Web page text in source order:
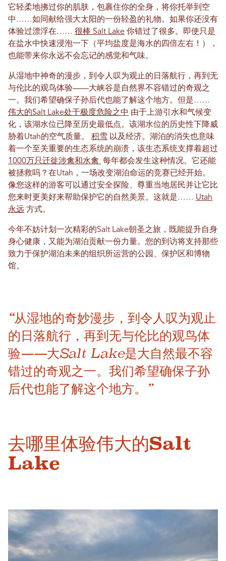
它轻柔地拂过你的肌肤，包裹住你的全身，将你托举到空
中……如同献给强大太阳的一份轻盈的礼物。如果你还没有
体验过漂浮在…… 很棒 Salt Lake 你错过了很多。即使只是
在盐水中快速浸泡一下（平均盐度是海水的四倍左右！），
也能带来你永远不会忘记的感觉和气味。
从湿地中神奇的漫步，到令人叹为观止的日落航行，再到无
与伦比的观鸟体验——大峡谷是自然界不容错过的奇观之
一。我们希望确保子孙后代也能了解这个地方。但是……
伟大的Salt Lake处于极度危险之中 由于上游引水和气候变
化，该湖水位已降至历史最低点。该湖水位的历史性下降威
胁着Utah的空气质量。 积雪 以及经济。湖泊的消失也意味
着一个至关重要的生态系统的崩溃，该生态系统支撑着超过
1000万只迁徙涉禽和水禽 每年都会发生这种情况。它还能
被拯救吗？在Utah，一场改变湖泊命运的竞赛已经开始。
像您这样的游客可以通过安全探险、尊重当地居民并让它比
您来时更美好来帮助保护它的自然美景。这就是…… Utah
永远 方式。
今年不妨计划一次精彩的Salt Lake朝圣之旅，既能提升自身
身心健康，又能为湖泊贡献一份力量。您的到访将支持那些
致力于保护湖泊未来的组织所运营的公园、保护区和博物
馆。
“从湿地的奇妙漫步，到令人叹为观止
的日落航行，再到无与伦比的观鸟体
验——大Salt Lake是大自然最不容
错过的奇观之一。我们希望确保子孙
后代也能了解这个地方。”
去哪里体验伟大的Salt
Lake